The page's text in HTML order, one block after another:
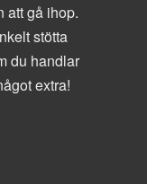
att gå ihop.
stötta
du handlar
extra!